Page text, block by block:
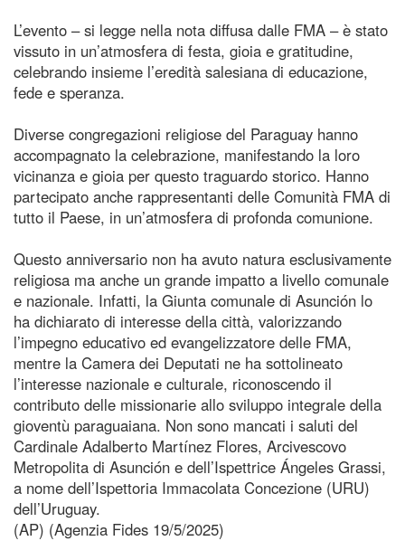
L’evento – si legge nella nota diffusa dalle FMA – è stato
vissuto in un’atmosfera di festa, gioia e gratitudine,
celebrando insieme l’eredità salesiana di educazione,
fede e speranza.
Diverse congregazioni religiose del Paraguay hanno
accompagnato la celebrazione, manifestando la loro
vicinanza e gioia per questo traguardo storico. Hanno
partecipato anche rappresentanti delle Comunità FMA di
tutto il Paese, in un’atmosfera di profonda comunione.
Questo anniversario non ha avuto natura esclusivamente
religiosa ma anche un grande impatto a livello comunale
e nazionale. Infatti, la Giunta comunale di Asunción lo
ha dichiarato di interesse della città, valorizzando
l’impegno educativo ed evangelizzatore delle FMA,
mentre la Camera dei Deputati ne ha sottolineato
l’interesse nazionale e culturale, riconoscendo il
contributo delle missionarie allo sviluppo integrale della
gioventù paraguaiana. Non sono mancati i saluti del
Cardinale Adalberto Martínez Flores, Arcivescovo
Metropolita di Asunción e dell’Ispettrice Ángeles Grassi,
a nome dell’Ispettoria Immacolata Concezione (URU)
dell’Uruguay.
(AP) (Agenzia Fides 19/5/2025)